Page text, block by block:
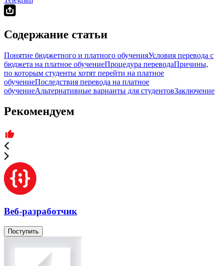
Содержание статьи
Понятие бюджетного и платного обученияУсловия перевода с
бюджета на платное обучениеПроцедура переводаПричины,
по которым студенты хотят перейти на платное
обучениеПоследствия перевода на платное
обучениеАльтернативные варианты для студентовЗаключение
Рекомендуем
Веб-разработчик
Поступить